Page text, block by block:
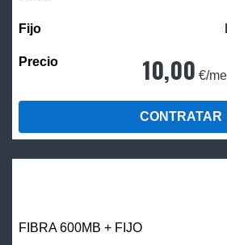
10,00 €/
CONTRATAR
FIBRA 600MB + FIJO